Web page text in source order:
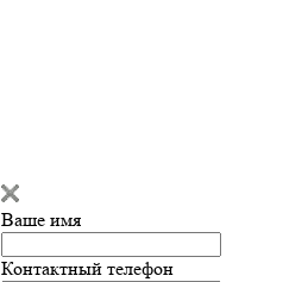
Ваше имя
Контактный телефон